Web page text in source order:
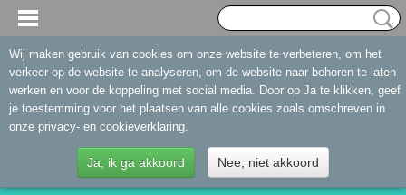
Wij maken gebruik van cookies om onze website te verbeteren, om het
verkeer op de website te analyseren, om de website naar behoren te laten
werken en voor de koppeling met social media. Door op Ja te klikken, geef
je toestemming voor het plaatsen van alle cookies zoals omschreven in
onze privacy- en cookieverklaring.
Ja, ik ga akkoord Nee, niet akkoord